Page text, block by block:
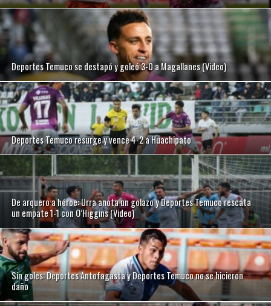
Deportes Temuco se destapó y goleó 3-0 a Magallanes (Video)
Deportes Temuco resurge y vence 4-2 a Huachipato
De arquero a héroe: Urra anota un golazo y Deportes Temuco rescata
un empate 1-1 con O’Higgins (Video)
Sin goles: Deportes Antofagasta y Deportes Temuco no se hicieron
daño